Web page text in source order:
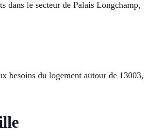
dans le secteur de Palais Longchamp,
besoins du logement autour de 13003,